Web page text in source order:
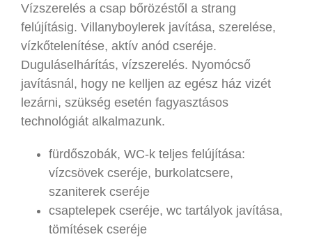
Vízszerelés a csap bőrözéstől a strang
felújításig. Villanyboylerek javítása, szerelése,
vízkőtelenítése, aktív anód cseréje.
Duguláselhárítás, vízszerelés. Nyomócső
javításnál, hogy ne kelljen az egész ház vizét
lezárni, szükség esetén fagyasztásos
technológiát alkalmazunk.
fürdőszobák, WC-k teljes felújítása:
vízcsövek cseréje, burkolatcsere,
szaniterek cseréje
csaptelepek cseréje, wc tartályok javítása,
tömítések cseréje